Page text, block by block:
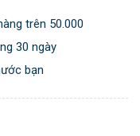
trên 50.000
30 ngày
bạn